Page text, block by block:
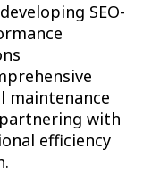
SEO-
maintenance
with
efficiency